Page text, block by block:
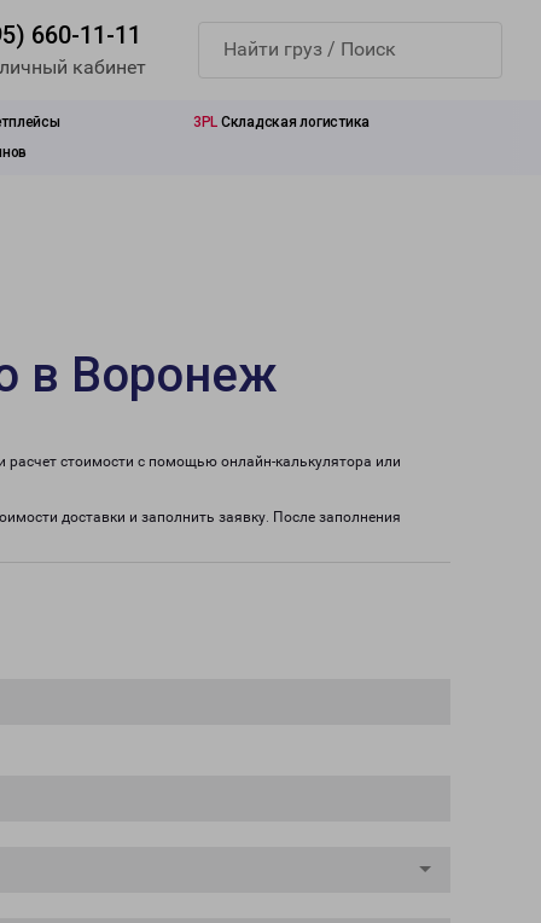
660-11-11
кабинет
3PL Складская логистика
в Воронеж
стоимости с помощью онлайн-калькулятора или
доставки и заполнить заявку. После заполнения